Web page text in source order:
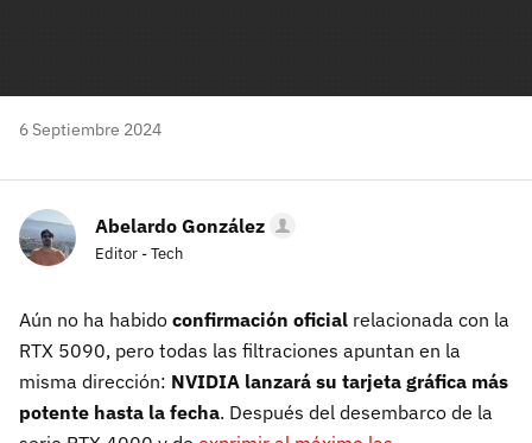
6 Septiembre 2024
Abelardo González
Editor - Tech
Aún no ha habido confirmación oficial relacionada con la
RTX 5090, pero todas las filtraciones apuntan en la
misma dirección: NVIDIA lanzará su tarjeta gráfica más
potente hasta la fecha. Después del desembarco de la